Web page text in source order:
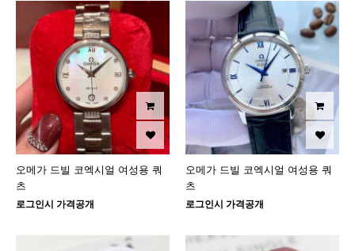
오메가 드빌 코엑시얼 여성용 쿼
츠
로그인시 가격공개
오메가 드빌 코엑시얼 여성용 쿼
츠
로그인시 가격공개